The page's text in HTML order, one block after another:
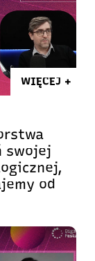
WIĘCEJ +
swojej
od